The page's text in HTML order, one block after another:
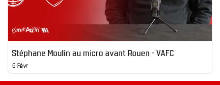
Stéphane Moulin au micro avant Rouen - VAFC
6 Févr